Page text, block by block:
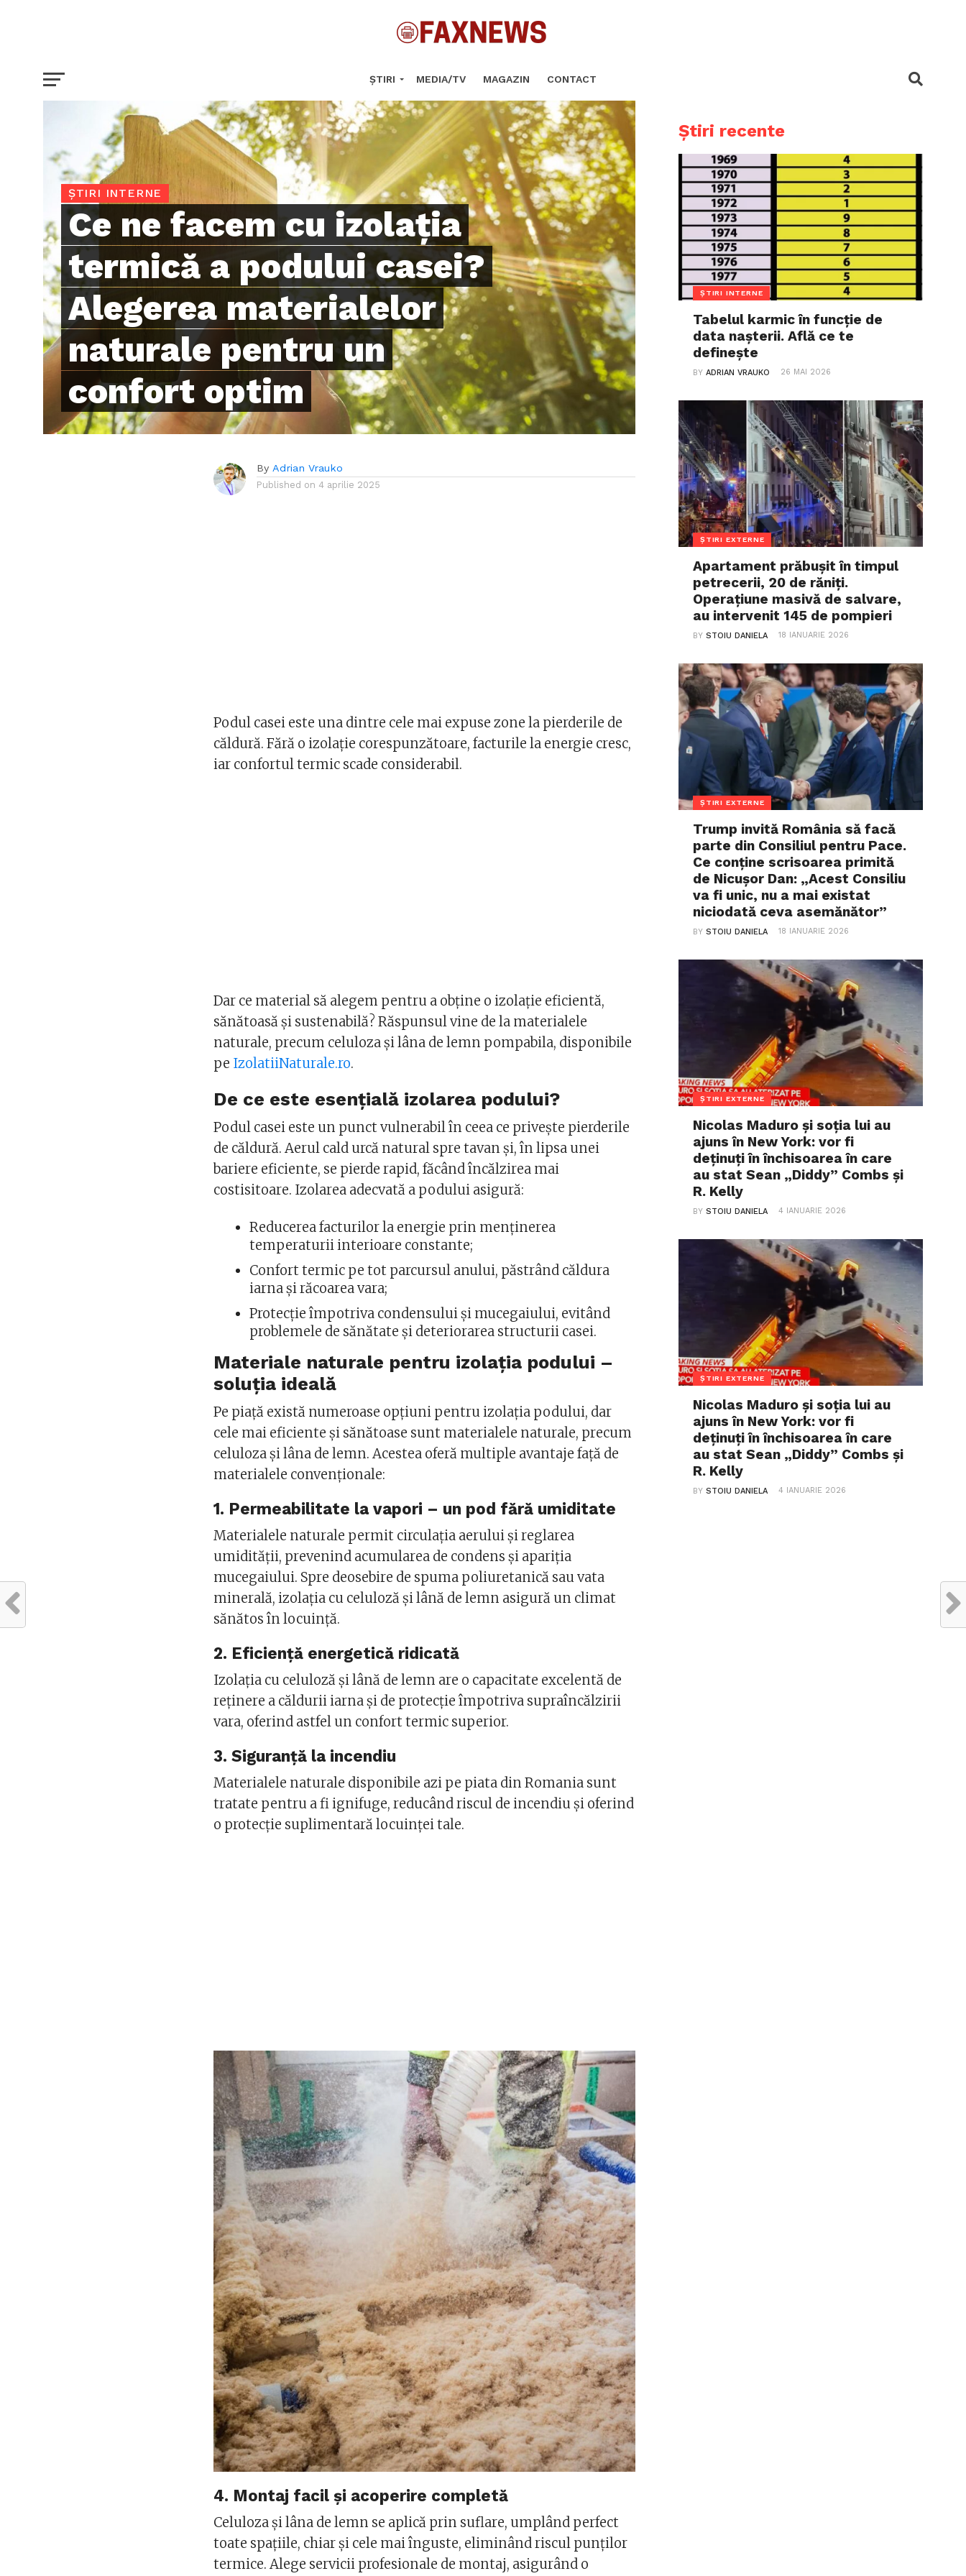
ȘTIRI MEDIA/TV MAGAZIN CONTACT
ȘTIRI INTERNE
Ce ne facem cu izolația
termică a podului casei?
Alegerea materialelor
naturale pentru un
confort optim
By Adrian Vrauko
Published on 4 aprilie 2025
Podul casei este una dintre cele mai expuse zone la pierderile de
căldură. Fără o izolație corespunzătoare, facturile la energie cresc,
iar confortul termic scade considerabil.
Dar ce material să alegem pentru a obține o izolație eficientă,
sănătoasă și sustenabilă? Răspunsul vine de la materialele
naturale, precum celuloza și lâna de lemn pompabila, disponibile
pe IzolatiiNaturale.ro.
De ce este esențială izolarea podului?
Podul casei este un punct vulnerabil în ceea ce privește pierderile
de căldură. Aerul cald urcă natural spre tavan și, în lipsa unei
bariere eficiente, se pierde rapid, făcând încălzirea mai
costisitoare. Izolarea adecvată a podului asigură:
Reducerea facturilor la energie prin menținerea
temperaturii interioare constante;
Confort termic pe tot parcursul anului, păstrând căldura
iarna și răcoarea vara;
Protecție împotriva condensului și mucegaiului, evitând
problemele de sănătate și deteriorarea structurii casei.
Materiale naturale pentru izolația podului –
soluția ideală
Pe piață există numeroase opțiuni pentru izolația podului, dar
cele mai eficiente și sănătoase sunt materialele naturale, precum
celuloza și lâna de lemn. Acestea oferă multiple avantaje față de
materialele convenționale:
1. Permeabilitate la vapori – un pod fără umiditate
Materialele naturale permit circulația aerului și reglarea
umidității, prevenind acumularea de condens și apariția
mucegaiului. Spre deosebire de spuma poliuretanică sau vata
minerală, izolația cu celuloză și lână de lemn asigură un climat
sănătos în locuință.
2. Eficiență energetică ridicată
Izolația cu celuloză și lână de lemn are o capacitate excelentă de
reținere a căldurii iarna și de protecție împotriva supraîncălzirii
vara, oferind astfel un confort termic superior.
3. Siguranță la incendiu
Materialele naturale disponibile azi pe piata din Romania sunt
tratate pentru a fi ignifuge, reducând riscul de incendiu și oferind
o protecție suplimentară locuinței tale.
4. Montaj facil și acoperire completă
Celuloza și lâna de lemn se aplică prin suflare, umplând perfect
toate spațiile, chiar și cele mai înguste, eliminând riscul punților
termice. Alege servicii profesionale de montaj, asigurând o
Știri recente
ȘTIRI INTERNE
Tabelul karmic în funcție de
data nașterii. Află ce te
definește
BYADRIAN VRAUKO 26 MAI 2026
ȘTIRI EXTERNE
Apartament prăbușit în timpul
petrecerii, 20 de răniți.
Operațiune masivă de salvare,
au intervenit 145 de pompieri
BYSTOIU DANIELA 18 IANUARIE 2026
ȘTIRI EXTERNE
Trump invită România să facă
parte din Consiliul pentru Pace.
Ce conține scrisoarea primită
de Nicușor Dan: „Acest Consiliu
va fi unic, nu a mai existat
niciodată ceva asemănător”
BYSTOIU DANIELA 18 IANUARIE 2026
ȘTIRI EXTERNE
Nicolas Maduro și soția lui au
ajuns în New York: vor fi
deținuți în închisoarea în care
au stat Sean „Diddy” Combs și
R. Kelly
BYSTOIU DANIELA 4 IANUARIE 2026
ȘTIRI EXTERNE
Nicolas Maduro și soția lui au
ajuns în New York: vor fi
deținuți în închisoarea în care
au stat Sean „Diddy” Combs și
R. Kelly
BYSTOIU DANIELA 4 IANUARIE 2026